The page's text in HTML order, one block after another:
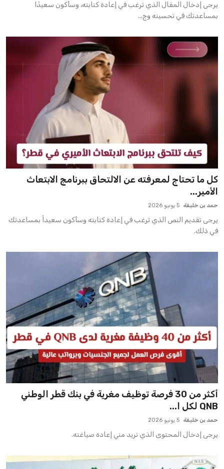
يرجى إدخال المقال الذي ترغب في إعادة كتابته، وسأكون سعيدًا
بمساعدتك في تحسينه وج...
كل ما تحتاج لمعرفته عن الالتحاق ببرنامج الابتعاث
الأمير...
حمد بن خليفة 5 يونيو 2026
يرجى تقديم النص الذي ترغب في إعادة كتابته وسأكون سعيداً بمساعدتك
في ذلك.
أكثر من 30 فرصة توظيف مغرية في بنك قطر الوطني
QNB لكل ا...
حمد بن خليفة 5 يونيو 2026
يرجى إدخال المحتوى الذي تريد مني إعادة صياغته.